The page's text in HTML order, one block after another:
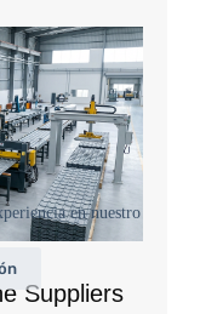
en nuestro
Suppliers